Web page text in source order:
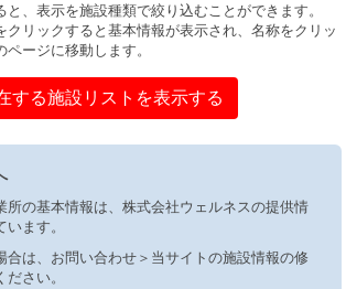
と、表示を施設種類で絞り込むことができます。
クリックすると基本情報が表示され、名称をクリッ
ージに移動します。
する施設リストを表示する
所の基本情報は、株式会社ウェルネスの提供情
ます。
合は、お問い合わせ＞当サイトの施設情報の修
さい。